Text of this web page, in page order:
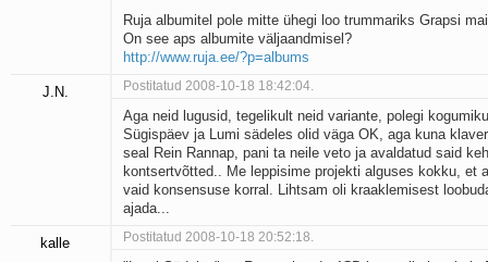
Ruja albumitel pole mitte ühegi loo trummariks Grapsi
On see aps albumite väljaandmisel?
http://www.ruja.ee/?p=albums
J.N. Postitatud 2008-10-18 18:42:04.
Aga neid lugusid, tegelikult neid variante, polegi
Sügispäev ja Lumi sädeles olid väga OK, aga kuna
seal Rein Rannap, pani ta neile veto ja avaldatud said
kontsertvõtted.. Me leppisime projekti alguses kokku, et
vaid konsensuse korral. Lihtsam oli kraaklemisest
ajada...
kalle Postitatud 2008-10-18 20:52:18.